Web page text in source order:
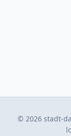
© 2026 stadt-